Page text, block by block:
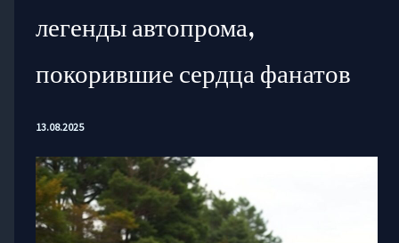
легенды автопрома,
покорившие сердца фанатов
13.08.2025